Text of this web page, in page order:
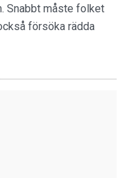
Snabbt måste folket
försöka rädda